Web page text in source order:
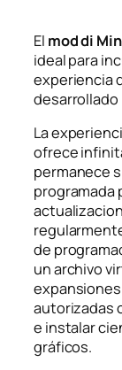
El mod di
ideal para
experiencia
desarrollado
La
ofrece
permanece
programada
de
un archivo
autorizadas
e instalar
gráficos.